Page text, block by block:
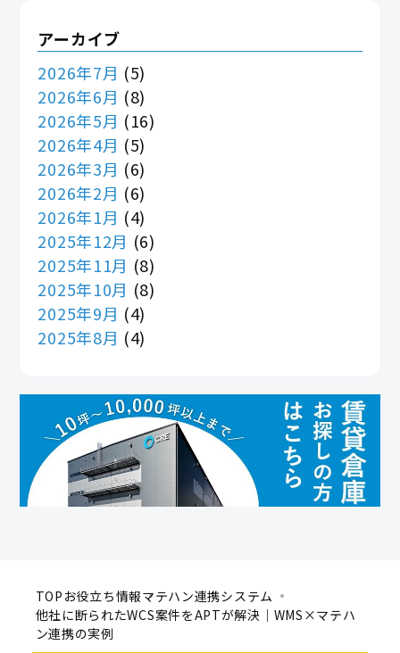
アーカイブ
2026年7月 (5)
2026年6月 (8)
2026年5月 (16)
2026年4月 (5)
2026年3月 (6)
2026年2月 (6)
2026年1月 (4)
2025年12月 (6)
2025年11月 (8)
2025年10月 (8)
2025年9月 (4)
2025年8月 (4)
TOP お役立ち情報マテハン連携システム
他社に断られたWCS案件をAPTが解決｜WMS×マテハ
ン連携の実例